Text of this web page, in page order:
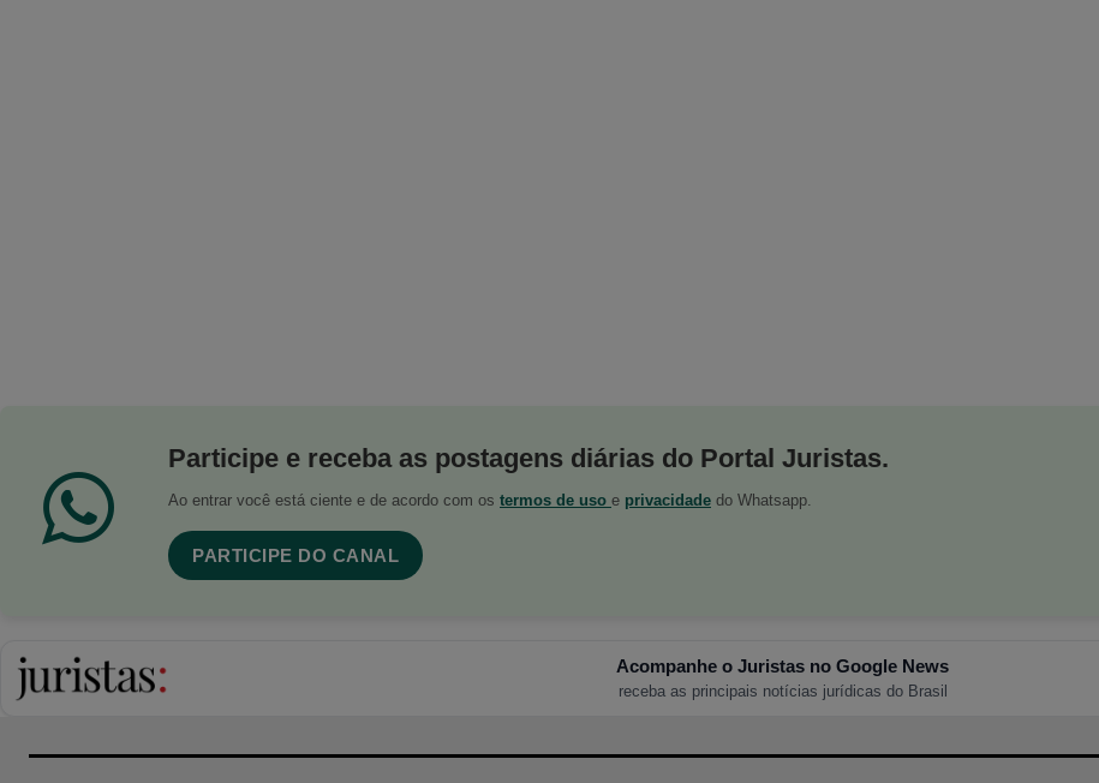
Participe e receba as postagens diárias do Portal Juristas.
Ao entrar você está ciente e de acordo com os termos de uso e privacidade do Whatsapp.
PARTICIPE DO CANAL
Acompanhe o Juristas no Google News
receba as principais notícias jurídicas do Brasil